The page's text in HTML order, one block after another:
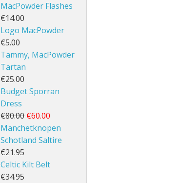
MacPowder Flashes
€14.00
Logo MacPowder
€5.00
Tammy, MacPowder
Tartan
€25.00
Budget Sporran
Dress
€80.00 €60.00
Manchetknopen
Schotland Saltire
€21.95
Celtic Kilt Belt
€34.95